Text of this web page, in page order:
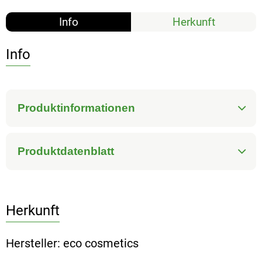
Info Herkunft
Info
Produktinformationen
Produktdatenblatt
Herkunft
Hersteller: eco cosmetics